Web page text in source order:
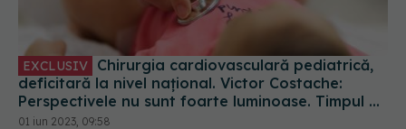
EXCLUSIV
deficitară la nivel național. Victor Costache:
Perspectivele nu sunt foarte luminoase. Timpul nu
este de partea noastră
01 iun 2023, 09:58